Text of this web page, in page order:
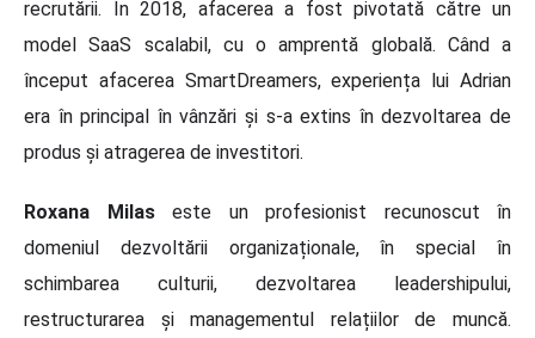
recrutării. În 2018, afacerea a fost pivotată către un
model SaaS scalabil, cu o amprentă globală. Când a
început afacerea SmartDreamers, experiența lui Adrian
era în principal în vânzări și s-a extins în dezvoltarea de
produs și atragerea de investitori.
Roxana Milaseste un profesionist recunoscut în
domeniul dezvoltării organizaționale, în special în
schimbarea culturii, dezvoltarea leadershipului,
restructurarea și managementul relațiilor de muncă.